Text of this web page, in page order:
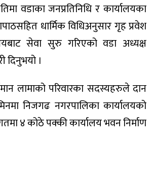
वडाका जनप्रतिनिधि र कार्यालयका
धार्मिक विधिअनुसार गृह प्रवेश
सेवा सुरु गरिएको वडा अध्यक्ष
।
लामाको परिवारका सदस्यहरुले दान
निजगढ नगरपालिका कार्यालयको
४ कोठे पक्की कार्यालय भवन निर्माण